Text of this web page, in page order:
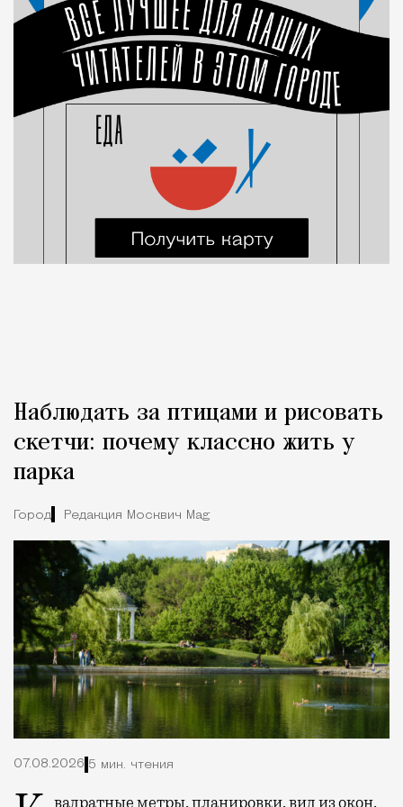
Наблюдать за птицами и рисовать
скетчи: почему классно жить у
парка
Город Редакция Москвич Mag
07.08.2026 5 мин. чтения